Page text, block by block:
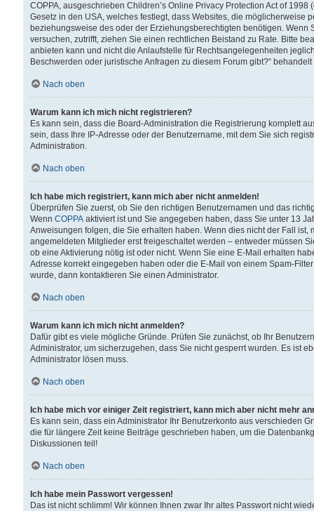
COPPA, ausgeschrieben Children’s Online Privacy Protection Act of
Gesetz in den USA, welches festlegt, dass Websites, die
beziehungsweise des oder der Erziehungsberechtigten benötigen.
versuchen, zutrifft, ziehen Sie einen rechtlichen Beistand zu Rate. Bitte
anbieten kann und nicht die Anlaufstelle für Rechtsangelegenheiten
Beschwerden oder juristische Anfragen zu diesem Forum gibt?“
Nach oben
Warum kann ich mich nicht registrieren?
Es kann sein, dass die Board-Administration die Registrierung komplett
sein, dass Ihre IP-Adresse oder der Benutzername, mit dem Sie sich
Administration.
Nach oben
Ich habe mich registriert, kann mich aber nicht anmelden!
Überprüfen Sie zuerst, ob Sie den richtigen Benutzernamen und das
Wenn COPPA aktiviert ist und Sie angegeben haben, dass Sie unter 13
Anweisungen folgen, die Sie erhalten haben. Wenn dies nicht der Fall
angemeldeten Mitglieder erst freigeschaltet werden – entweder müssen
ob eine Aktivierung nötig ist oder nicht. Wenn Sie eine E-Mail erhalten
Adresse korrekt eingegeben haben oder die E-Mail von einem Spam-
wurde, dann kontaktieren Sie einen Administrator.
Nach oben
Warum kann ich mich nicht anmelden?
Dafür gibt es viele mögliche Gründe. Prüfen Sie zunächst, ob Ihr
Administrator, um sicherzugehen, dass Sie nicht gesperrt wurden. Es ist
Administrator lösen muss.
Nach oben
Ich habe mich vor einiger Zeit registriert, kann mich aber nicht mehr
Es kann sein, dass ein Administrator Ihr Benutzerkonto aus verschieden
die für längere Zeit keine Beiträge geschrieben haben, um die
Diskussionen teil!
Nach oben
Ich habe mein Passwort vergessen!
Das ist nicht schlimm! Wir können Ihnen zwar Ihr altes Passwort nicht